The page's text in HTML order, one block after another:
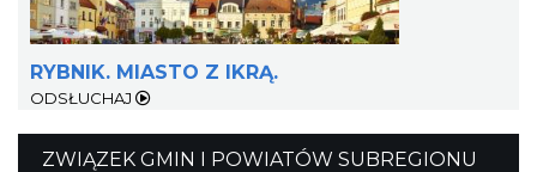
RYBNIK. MIASTO Z IKRĄ.
ODSŁUCHAJ
ZWIĄZEK GMIN I POWIATÓW SUBREGIONU